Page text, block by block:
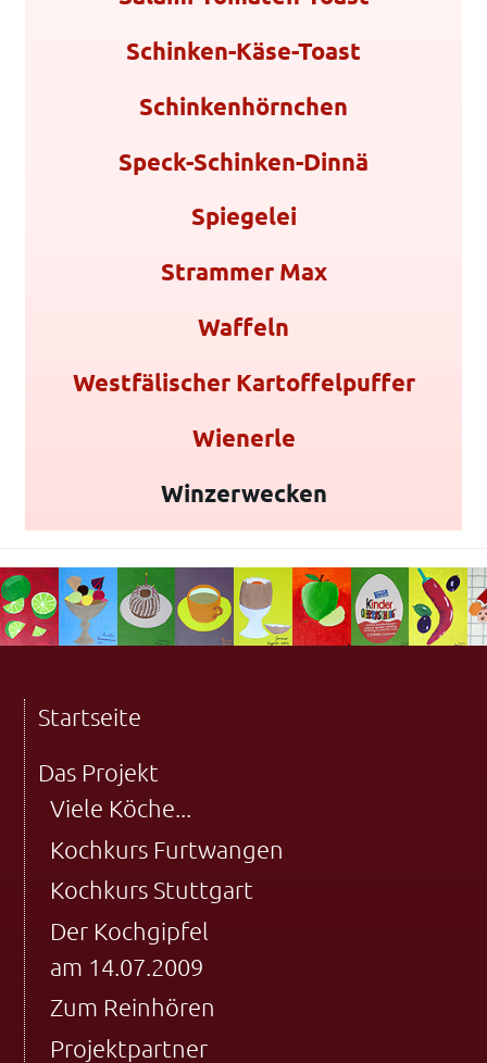
Schinken-Käse-Toast
Schinkenhörnchen
Speck-Schinken-Dinnä
Spiegelei
Strammer Max
Waffeln
Westfälischer Kartoffelpuffer
Wienerle
Winzerwecken
Startseite
Das Projekt
Viele Köche...
Kochkurs Furtwangen
Kochkurs Stuttgart
Der Kochgipfel
am 14.07.2009
Zum Reinhören
Projektpartner